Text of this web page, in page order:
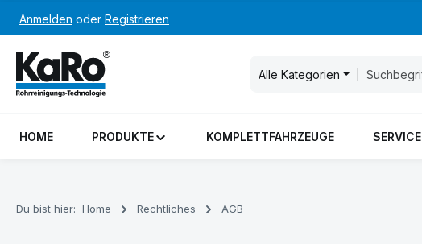
Hauptinhalt springen
Zur Suche springen
Zur Hauptnavigation springen
Anmelden oder Registrieren
Alle Kategorien
HOME PRODUKTE KOMPLETTFAHRZEUGE SERVICE
Du bist hier: Home Rechtliches AGB